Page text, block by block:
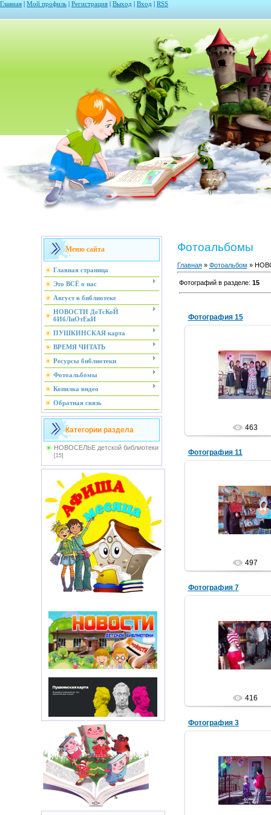
Главная Мой профиль Регистрация Выход Вход RSS
Меню сайта
Главная страница
Это ВСЁ о нас
Август в библиотеке
НОВОСТИ ДеТсКоЙ
бИбЛиОтЕкИ
ПУШКИНСКАЯ карта
ВРЕМЯ ЧИТАТЬ
Ресурсы библиотеки
Фотоальбомы
Копилка видео
Обратная связь
Категории раздела
НОВОСЕЛЬЕ детской библиотеки
[15]
Фотоальбомы
Главная» Фотоальбом »
Фотографий в разделе: 15
Фотография 15
29.05.2012
463
Фотография 11
29.05.2012
497
Фотография 7
29.05.2012
На абонементе
встречает
416
Фотография 3
29.05.2012